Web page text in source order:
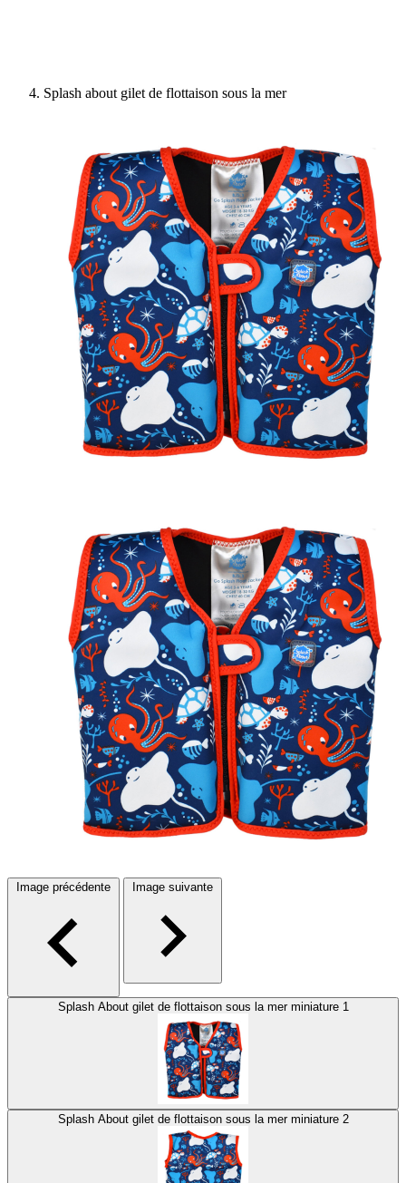
Splash about gilet de flottaison sous la mer
Image précédente Image suivante
Splash About gilet de flottaison sous la mer miniature 1
Splash About gilet de flottaison sous la mer miniature 2